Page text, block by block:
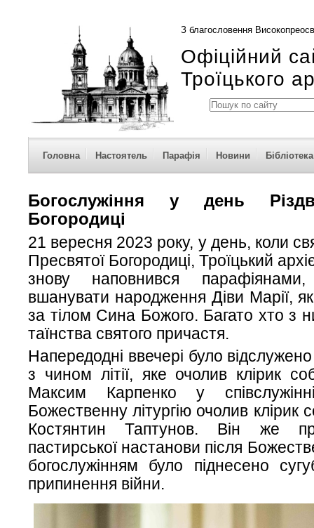
З благословення
Офіційний
Троїцького
Головна Настоятель Парафія Новини Бібліотека
Богослужіння у день
Богородиці
21 вересня 2023 року, у день, коли
Пресвятої Богородиці, Троїцький
знову наповнився
вшанувати народження Діви Марії,
за тілом Сина Божого. Багато хто з
таїнства святого причастя.
Напередодні ввечері було
з чином літії, яке очолив клірик
Максим Карпенко у
Божественну літургію очолив клірик
Костянтин Таптунов. Він же
пастирської настанови після
богослужінням було піднесено
припинення війни.